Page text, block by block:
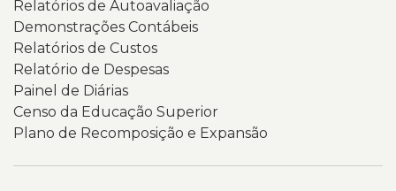
Relatórios de Autoavaliação
Demonstrações Contábeis
Relatórios de Custos
Relatório de Despesas
Painel de Diárias
Censo da Educação Superior
Plano de Recomposição e Expansão